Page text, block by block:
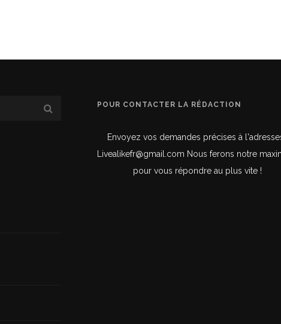
POUR CONTACTER LA RÉDACTION
Envoyez vos demandes précises à
Livealikefr@gmail.com Nous ferons notre
pour vous répondre au plus vite !